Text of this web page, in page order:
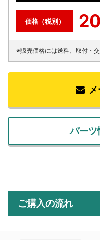
価格（税別）
※販売価格には送料、取付・
パーツ
ご購入の流れ